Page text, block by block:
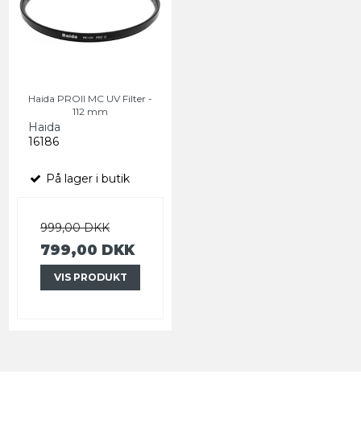
Haida PROII MC UV Filter -
112 mm
Haida
16186
På lager i butik
999,00 DKK
799,00 DKK
VIS PRODUKT